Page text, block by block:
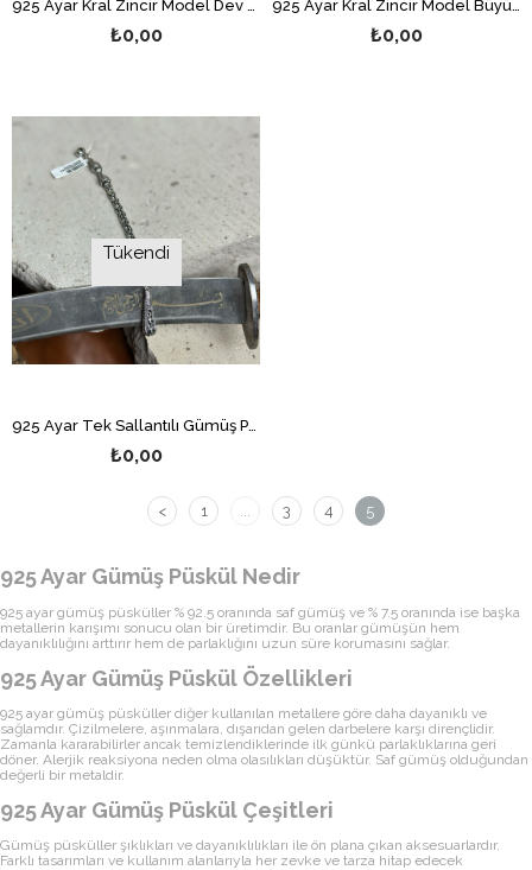
₺0,00 ₺0,00
Tükendi
₺0,00
< 1 3 4 5
925 Ayar Gümüş Püskül Nedir
925 ayar gümüş püsküller % 92.5 oranında saf gümüş ve % 7.5 oranında ise başka
metallerin karışımı sonucu olan bir üretimdir. Bu oranlar gümüşün hem
dayanıklılığını arttırır hem de parlaklığını uzun süre korumasını sağlar.
925 Ayar Gümüş Püskül Özellikleri
925 ayar gümüş püsküller diğer kullanılan metallere göre daha dayanıklı ve
sağlamdır. Çizilmelere, aşınmalara, dışarıdan gelen darbelere karşı dirençlidir.
Zamanla kararabilirler ancak temizlendiklerinde ilk günkü parlaklıklarına geri
döner. Alerjik reaksiyona neden olma olasılıkları düşüktür. Saf gümüş olduğundan
değerli bir metaldir.
925 Ayar Gümüş Püskül Çeşitleri
Gümüş püsküller şıklıkları ve dayanıklılıkları ile ön plana çıkan aksesuarlardır.
Farklı tasarımları ve kullanım alanlarıyla her zevke ve tarza hitap edecek